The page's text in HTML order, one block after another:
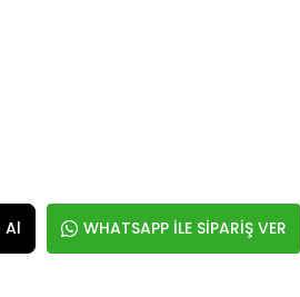
Al WHATSAPP İLE SİPARİŞ VER